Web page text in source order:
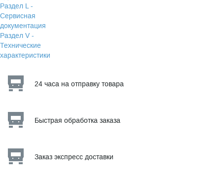
Раздел L -
Сервисная
документация
Раздел V -
Технические
характеристики
24 часа на отправку товара
Быстрая обработка заказа
Заказ экспресс доставки